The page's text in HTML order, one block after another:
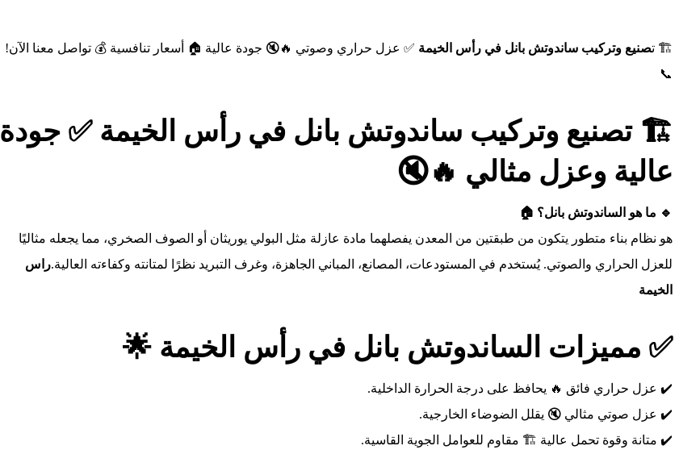
🏗️ تصنيع وتركيب ساندوتش بانل في رأس الخيمة ✅ عزل حراري وصوتي 🔥🔇 جودة عالية 🏠 أسعار تنافسية 💰 تواصل معنا الآن!
📞
🏗️ تصنيع وتركيب ساندوتش بانل في رأس الخيمة ✅ جودة
عالية وعزل مثالي 🔥🔇
🔹 ما هو الساندوتش بانل؟ 🏠
هو نظام بناء متطور يتكون من طبقتين من المعدن يفصلهما مادة عازلة مثل البولي يوريثان أو الصوف الصخري، مما يجعله مثاليًا
للعزل الحراري والصوتي. يُستخدم في المستودعات، المصانع، المباني الجاهزة، وغرف التبريد نظرًا لمتانته وكفاءته العالية.راس
الخيمة
✅ مميزات الساندوتش بانل في رأس الخيمة 🌟
✔️ عزل حراري فائق 🔥 يحافظ على درجة الحرارة الداخلية.
✔️ عزل صوتي مثالي 🔇 يقلل الضوضاء الخارجية.
✔️ متانة وقوة تحمل عالية 🏗️ مقاوم للعوامل الجوية القاسية.